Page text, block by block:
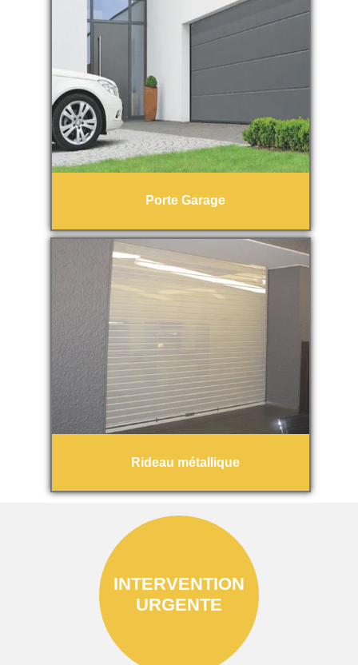
Porte Garage
Rideau métallique
INTERVENTION
URGENTE